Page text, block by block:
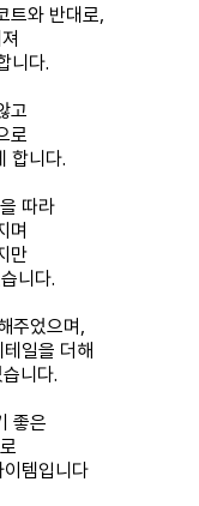
트와 반대로,
니다.
고
로
합니다.
따라
며
만
니다.
주었으며,
일을 더해
니다.
좋은
템입니다